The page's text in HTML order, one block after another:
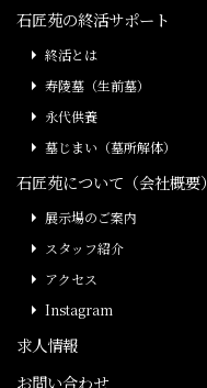
石匠苑の終活サポート
終活とは
寿陵墓（生前墓）
永代供養
墓じまい（墓所解体）
石匠苑について（会社概要）
展示場のご案内
スタッフ紹介
アクセス
Instagram
求人情報
お問い合わせ